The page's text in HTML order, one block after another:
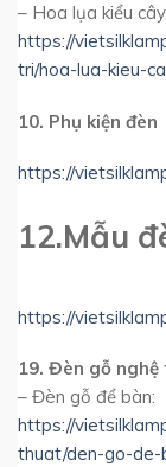
– Hoa lụa kiểu
https://
tri/hoa-lua-kieu-
10. Phụ kiện đèn
https://
12.Mẫu
https://
19. Đèn gỗ
– Đèn gỗ để bàn:
https://
thuat/den-go-de-